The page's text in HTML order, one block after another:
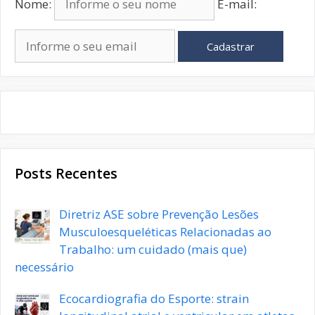
Nome: E-mail:
Cadastrar
Posts Recentes
Diretriz ASE sobre Prevenção Lesões
Musculoesqueléticas Relacionadas ao
Trabalho: um cuidado (mais que)
necessário
Ecocardiografia do Esporte: strain